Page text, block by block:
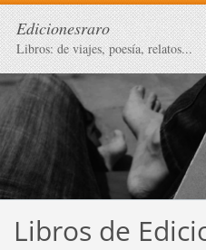
Edicionesraro
Libros: de viajes, poesía, relatos...
Libros de